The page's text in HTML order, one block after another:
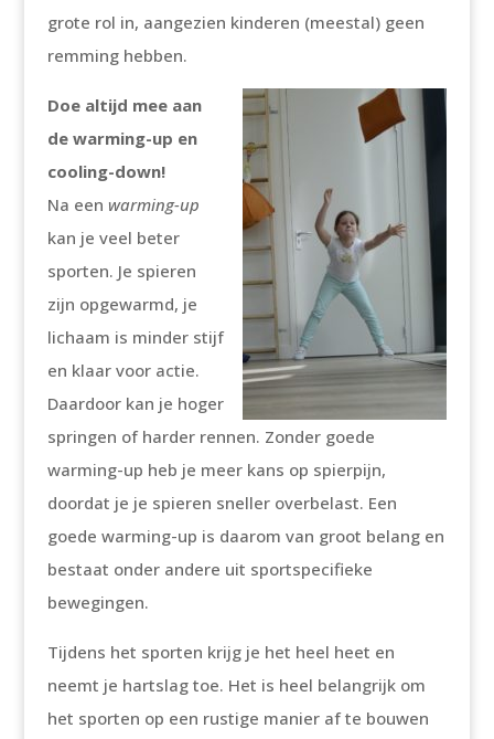
grote rol in, aangezien kinderen (meestal) geen
remming hebben.
Doe altijd mee aan
de warming-up en
cooling-down!
Na een warming-up
kan je veel beter
sporten. Je spieren
zijn opgewarmd, je
lichaam is minder stijf
en klaar voor actie.
Daardoor kan je hoger
springen of harder rennen. Zonder goede
warming-up heb je meer kans op spierpijn,
doordat je je spieren sneller overbelast. Een
goede warming-up is daarom van groot belang en
bestaat onder andere uit sportspecifieke
bewegingen.
Tijdens het sporten krijg je het heel heet en
neemt je hartslag toe. Het is heel belangrijk om
het sporten op een rustige manier af te bouwen